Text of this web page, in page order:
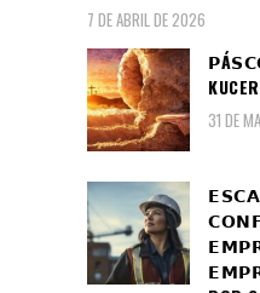
7 DE ABRIL DE 2026
31 DE